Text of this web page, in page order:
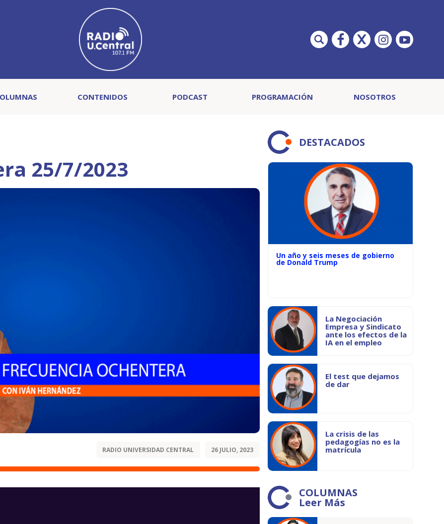
CONTENIDOS PODCAST PROGRAMACIÓN NOSOTROS
25/7/2023
RADIO UNIVERSIDAD CENTRAL 26 JULIO, 2023
DESTACADOS
Un año y seis meses de gobierno
de Donald Trump
La Negociación
Empresa y Sindicato
ante los efectos de la
IA en el empleo
El test que dejamos
de dar
La crisis de las
pedagogías no es la
matrícula
COLUMNAS
Leer Más